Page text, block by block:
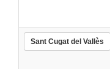
Sant Cugat del Vallès